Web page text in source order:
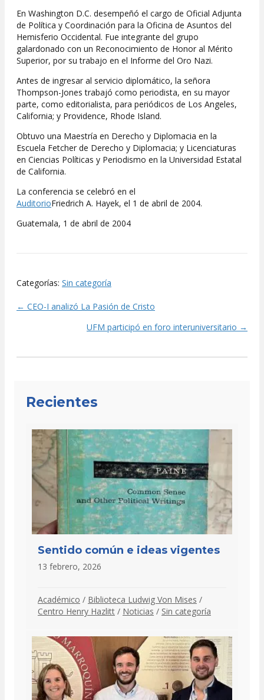
En Washington D.C. desempeñó el cargo de Oficial Adjunta
de Política y Coordinación para la Oficina de Asuntos del
Hemisferio Occidental. Fue integrante del grupo
galardonado con un Reconocimiento de Honor al Mérito
Superior, por su trabajo en el Informe del Oro Nazi.
Antes de ingresar al servicio diplomático, la señora
Thompson-Jones trabajó como periodista, en su mayor
parte, como editorialista, para periódicos de Los Angeles,
California; y Providence, Rhode Island.
Obtuvo una Maestría en Derecho y Diplomacia en la
Escuela Fetcher de Derecho y Diplomacia; y Licenciaturas
en Ciencias Políticas y Periodismo en la Universidad Estatal
de California.
La conferencia se celebró en el
AuditorioFriedrich A. Hayek, el 1 de abril de 2004.
Guatemala, 1 de abril de 2004
Categorías: Sin categoría
Posts
navigation
← CEO-I analizó La Pasión de Cristo
UFM participó en foro interuniversitario →
Recientes
Sentido común e ideas vigentes
13 febrero, 2026
Académico / Biblioteca Ludwig Von Mises /
Centro Henry Hazlitt / Noticias / Sin categoría